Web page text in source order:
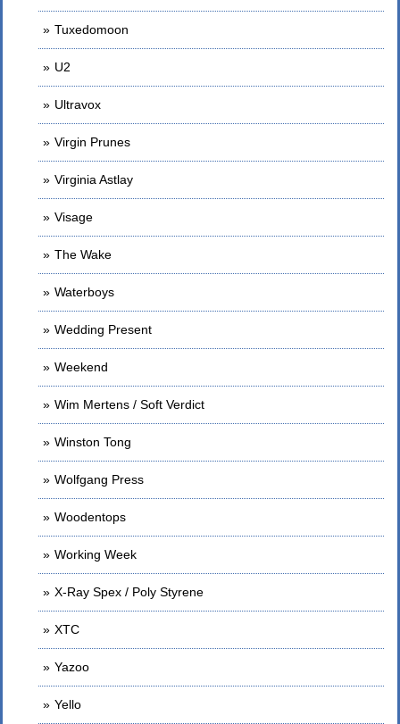
Tuxedomoon
U2
Ultravox
Virgin Prunes
Virginia Astlay
Visage
The Wake
Waterboys
Wedding Present
Weekend
Wim Mertens / Soft Verdict
Winston Tong
Wolfgang Press
Woodentops
Working Week
X-Ray Spex / Poly Styrene
XTC
Yazoo
Yello